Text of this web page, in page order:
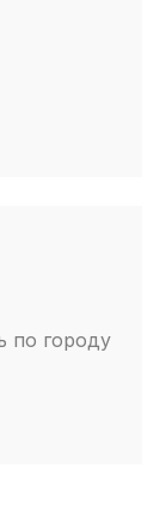
по городу